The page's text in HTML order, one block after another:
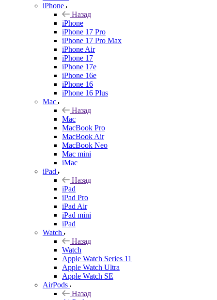
iPhone
Назад
iPhone
iPhone 17 Pro
iPhone 17 Pro Max
iPhone Air
iPhone 17
iPhone 17e
iPhone 16e
iPhone 16
iPhone 16 Plus
Mac
Назад
Mac
MacBook Pro
MacBook Air
MacBook Neo
Mac mini
iMac
iPad
Назад
iPad
iPad Pro
iPad Air
iPad mini
iPad
Watch
Назад
Watch
Apple Watch Series 11
Apple Watch Ultra
Apple Watch SE
AirPods
Назад